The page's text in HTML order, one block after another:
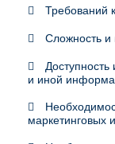
Требований
Сложность и
Доступность
и иной
маркетинговых